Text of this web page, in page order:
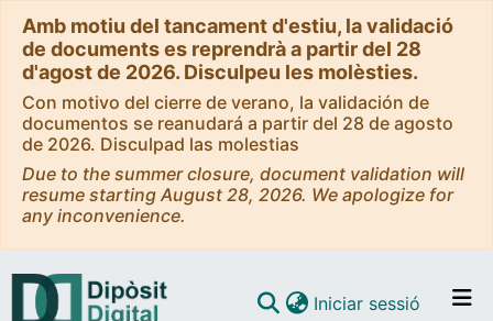
Amb motiu del tancament d'estiu, la validació
de documents es reprendrà a partir del 28
d'agost de 2026. Disculpeu les molèsties.
Con motivo del cierre de verano, la validación de
documentos se reanudará a partir del 28 de agosto
de 2026. Disculpad las molestias
Due to the summer closure, document validation will
resume starting August 28, 2026. We apologize for
any inconvenience.
Iniciar sessió (current)